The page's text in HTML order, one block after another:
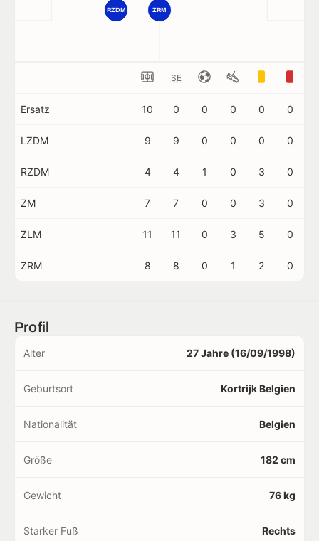
ZRM
RZDM
SE
Ersatz 10 0 0 0 0 0
LZDM 9 9 0 0 0 0
RZDM 4 4 1 0 3 0
ZM 7 7 0 0 3 0
ZLM 11 11 0 3 5 0
ZRM 8 8 0 1 2 0
Profil
Alter 27 Jahre (16/09/1998)
Geburtsort Kortrijk Belgien
Nationalität Belgien
Größe 182 cm
Gewicht 76 kg
Starker Fuß Rechts